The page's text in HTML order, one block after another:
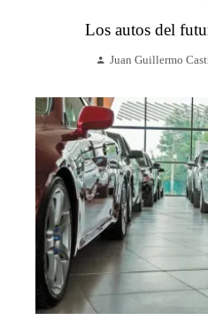
Los autos del
Juan Guillermo